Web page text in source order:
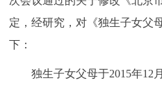
决策公开 专题
政务服务
个人服务 法人
定，经研究，对《独生子女父
下：
独生子女父母于2015年12月